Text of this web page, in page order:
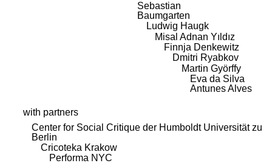
Sebastian
Baumgarten
Ludwig Haugk
Misal Adnan Yıldız
Finnja Denkewitz
Dmitri Ryabkov
Martin Györffy
Eva da Silva
Antunes Alves
with partners
Center for Social Critique der Humboldt Universität zu
Berlin
Cricoteka Krakow
Performa NYC